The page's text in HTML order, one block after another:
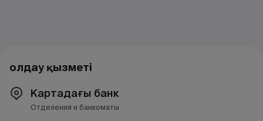
Қолдау қызметі
Картадағы банк
Отделения и банкоматы